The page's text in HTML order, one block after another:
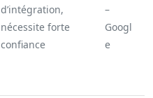
d’intégration,
nécessite forte
confiance
–
Googl
e